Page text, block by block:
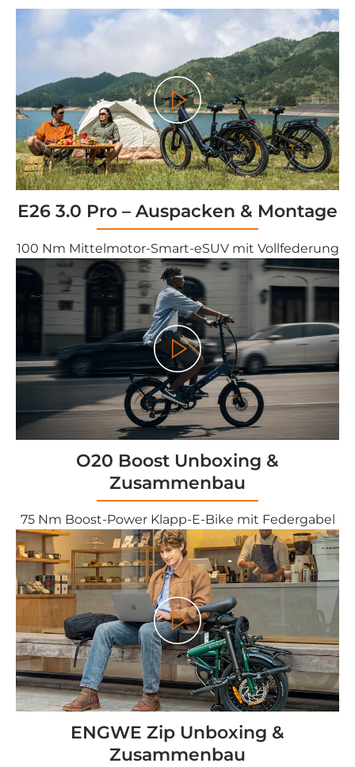
<tc>Gioco</tc>
E26 3.0 Pro – Auspacken & Montage
100 Nm Mittelmotor-Smart-eSUV mit Vollfederung
<tc>Gioco</tc>
O20 Boost Unboxing &
Zusammenbau
75 Nm Boost-Power Klapp-E-Bike mit Federgabel
<tc>Gioco</tc>
ENGWE Zip Unboxing &
Zusammenbau